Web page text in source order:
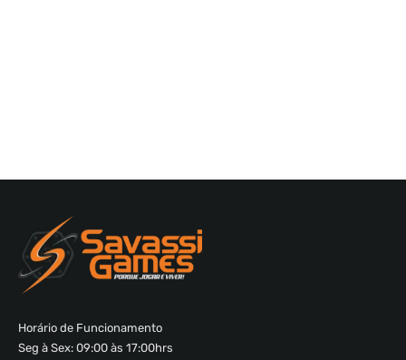
Horário de Funcionamento
Seg à Sex: 09:00 às 17:00hrs